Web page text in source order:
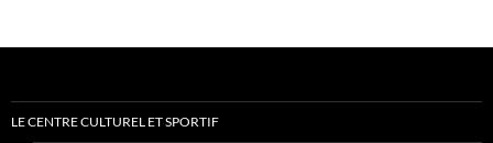
LE CENTRE CULTUREL ET SPORTIF